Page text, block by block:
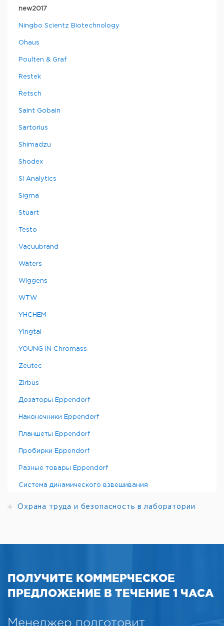
new2017
Ningbo Scientz Biotechnology
Ohaus
Poulten & Graf
Restek
Retsch
Saint Gobain
Sartorius
Shimadzu
Shodex
SI Analytics
Sigma
Stuart
Testo
Vacuubrand
Waters
Wiggens
WTW
YHCHEM
Yingtai
YOUNG IN Chromass
Zeutec
Zirbus
Дозаторы Eppendorf
Наконечники Eppendorf
Планшеты Eppendorf
Пробирки Eppendorf
Разные товары Eppendorf
Система динамического взвешивания
Охрана труда и безопасность в лаборатории
ПОЛУЧИТЕ КОММЕРЧЕСКОЕ
ПРЕДЛОЖЕНИЕ В ТЕЧЕНИЕ 1 ЧАСА
Менеджер подготовит